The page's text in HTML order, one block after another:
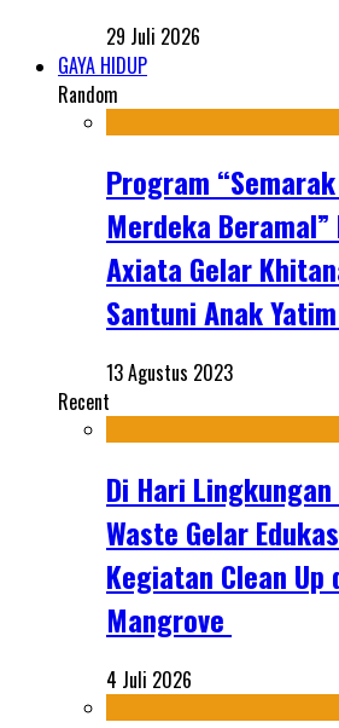
29 Juli 2026
GAYA HIDUP
Random
Program
Merdeka Beramal”
Axiata Gelar
Santuni Anak Yatim
13 Agustus 2023
Recent
Di Hari
Waste Gelar
Kegiatan Clean Up
Mangrove
4 Juli 2026